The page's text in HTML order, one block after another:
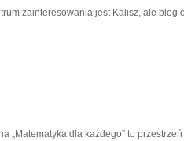
zainteresowania jest Kalisz, ale blog
„Matematyka dla każdego” to